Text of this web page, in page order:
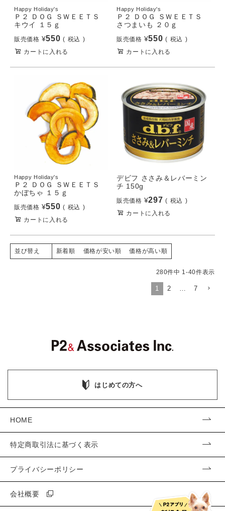
Happy Holiday's
Ｐ２ ＤＯＧ ＳＷＥＥＴＳ
キウイ １５ｇ
販売価格 ¥550
税込
カートに入れる
Happy Holiday's
Ｐ２ ＤＯＧ ＳＷＥＥＴＳ
さつまいも ２０ｇ
販売価格 ¥550
税込
カートに入れる
Happy Holiday's
Ｐ２ ＤＯＧ ＳＷＥＥＴＳ
かぼちゃ １５ｇ
販売価格 ¥550
税込
カートに入れる
デビフ ささみ＆レバーミン
チ 150g
販売価格 ¥297
税込
カートに入れる
並び替え 新着順 価格が安い順 価格が高い順
280件中 1-40件表示
1 2 7
はじめての方へ
HOME
特定商取引法に基づく表示
プライバシーポリシー
会社概要